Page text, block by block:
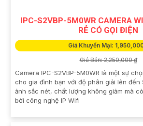
IPC-S2VBP-5M0WR CAMERA
RẺ CÓ GỌI ĐIỆN
Giá Khuyến Mại:
Giá Bán: 2,250,000 ₫
Camera IPC-S2VBP-5M0WR là một sự
cho gia đình bạn với độ phân giải lên đến
ảnh sắc nét, chất lượng không giảm mà
bởi công nghệ IP Wifi